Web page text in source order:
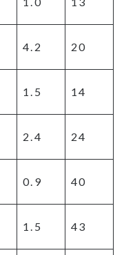
4.2 20
1.5 14
2.4 24
0.9 40
1.5 43